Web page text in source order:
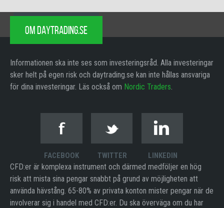
OM DAYTRADING.SE
Informationen ska inte ses som investeringsråd. Alla investeringar
sker helt på egen risk och daytrading.se kan inte hållas ansvariga
för dina investeringar. Läs också om Nordic Traders.
FACEBOOK TWITTER LINKEDIN
CFD:er är komplexa instrument och därmed medföljer en hög
risk att mista sina pengar snabbt på grund av möjligheten att
använda hävstång. 65-80% av privata konton mister pengar när de
involverar sig i handel med CFD:er. Du ska överväga om du har